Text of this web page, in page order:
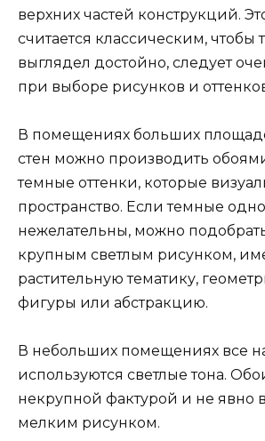
верхних частей конструкций.
считается классическим, чтобы
выглядел достойно, следует
при выборе рисунков и
В помещениях больших
стен можно производить
темные оттенки, которые
пространство. Если темные
нежелательны, можно
крупным светлым рисунком,
растительную тематику,
фигуры или абстракцию.
В небольших помещениях все
используются светлые тона.
некрупной фактурой и не явно
мелким рисунком.